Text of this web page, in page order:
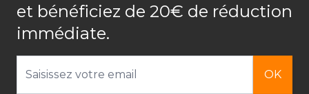
et bénéficiez de 20€ de réduction
immédiate.
OK